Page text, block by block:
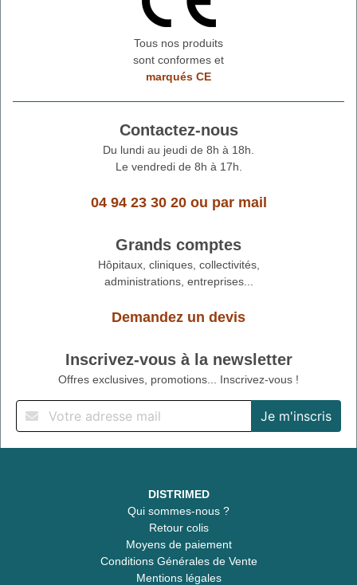
Tous nos produits
sont conformes et
marqués CE
Contactez-nous
Du lundi au jeudi de 8h à 18h.
Le vendredi de 8h à 17h.
04 94 23 30 20ou par mail
Grands comptes
Hôpitaux, cliniques, collectivités,
administrations, entreprises...
Demandez un devis
Inscrivez-vous à la newsletter
Offres exclusives, promotions... Inscrivez-vous !
DISTRIMED
Qui sommes-nous ?
Retour colis
Moyens de paiement
Conditions Générales de Vente
Mentions légales